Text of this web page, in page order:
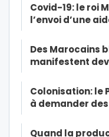
Covid-19: le roi
l’envoi d’une
Des Marocains
manifestent
Colonisation: le
à demander
Quand la